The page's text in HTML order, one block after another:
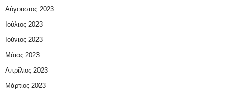
Αύγουστος 2023
Ιούλιος 2023
Ιούνιος 2023
Μάιος 2023
Απρίλιος 2023
Μάρτιος 2023